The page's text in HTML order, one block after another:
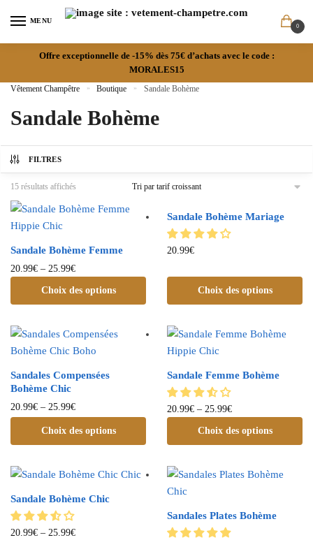
MENU
0
Offre exceptionnelle de -15% dès 75€ d’achats avec le code :
MORALES15
Vêtement Champêtre » Boutique » Sandale Bohème
Sandale Bohème
FILTRES
15 résultats affichés
Sandale Bohème Femme
20.99€ – 25.99€
Choix des options
Sandale Bohème Mariage
20.99€
Choix des options
Sandales Compensées
Bohème Chic
20.99€ – 25.99€
Choix des options
Sandale Femme Bohème
20.99€ – 25.99€
Choix des options
Sandale Bohème Chic
20.99€ – 25.99€
Sandales Plates Bohème